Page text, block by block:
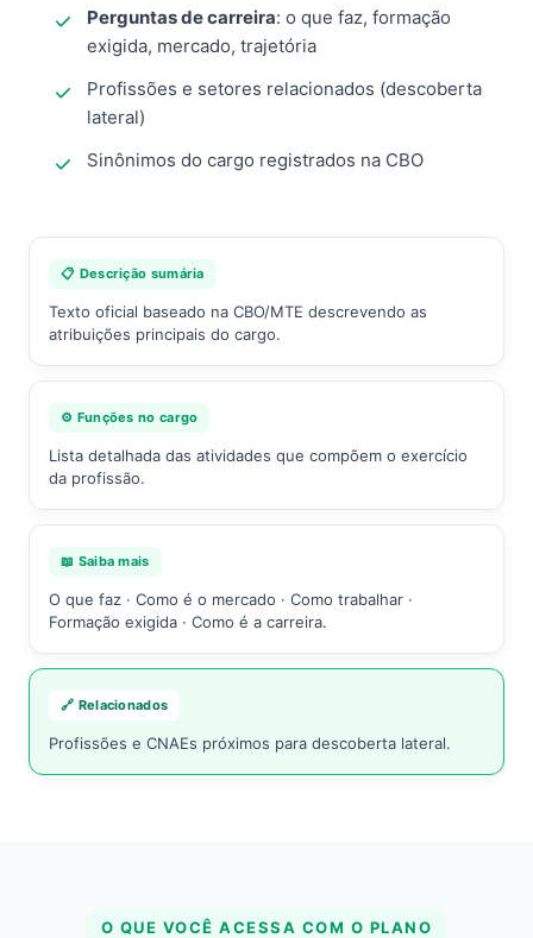
Perguntas de carreira: o que faz, formação
exigida, mercado, trajetória
Profissões e setores relacionados (descoberta
lateral)
Sinônimos do cargo registrados na CBO
📋 Descrição sumária
Texto oficial baseado na CBO/MTE descrevendo as
atribuições principais do cargo.
⚙️ Funções no cargo
Lista detalhada das atividades que compõem o exercício
da profissão.
📖 Saiba mais
O que faz · Como é o mercado · Como trabalhar ·
Formação exigida · Como é a carreira.
🔗 Relacionados
Profissões e CNAEs próximos para descoberta lateral.
O QUE VOCÊ ACESSA COM O PLANO